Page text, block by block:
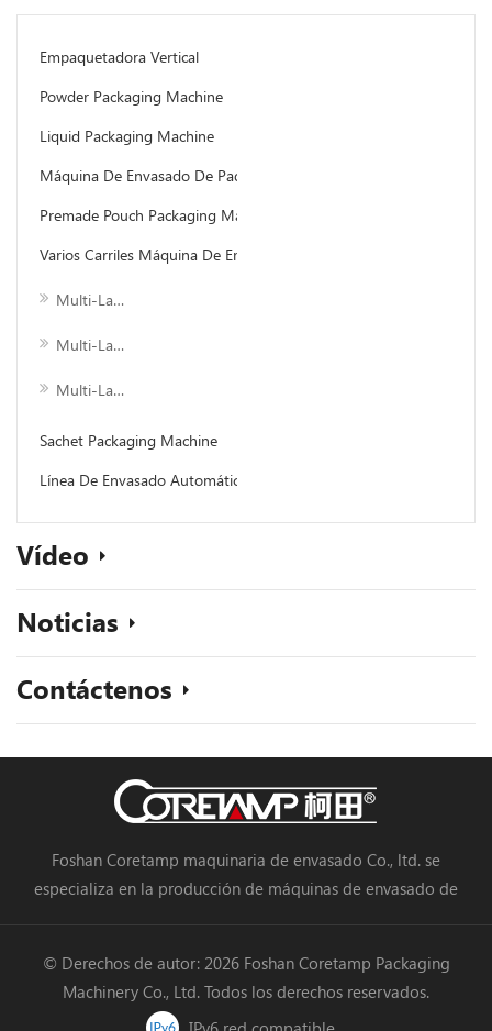
Empaquetadora Vertical
Powder Packaging Machine
Liquid Packaging Machine
Máquina De Envasado De Paquetes De Flujo
Premade Pouch Packaging Machine
Varios Carriles Máquina De Embalaje
Multi-Lane Máquina De Embalaje De Llenado En Polvo
Multi-Lane Máquina De Embalaje Líquido
Multi-Lane Máquina De Envasado De Llenado De Gránulos
Sachet Packaging Machine
Línea De Envasado Automático
Vídeo
Noticias
Contáctenos
Foshan Coretamp maquinaria de envasado Co., ltd. se
especializa en la producción de máquinas de envasado de
de envasado de verduras, máquinas de embalaje, etc.
© Derechos de autor: 2026 Foshan Coretamp Packaging
Machinery Co., Ltd. Todos los derechos reservados.